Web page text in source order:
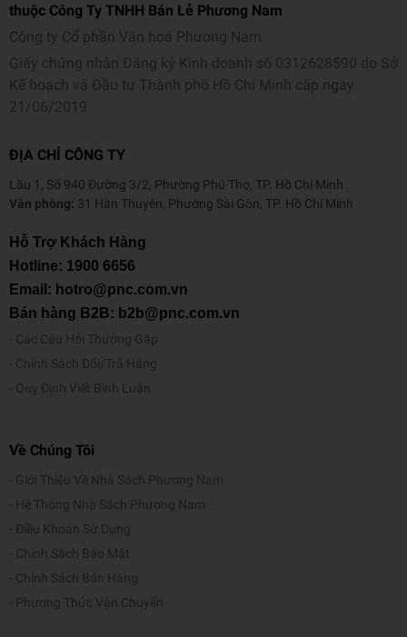
thuộc Công Ty TNHH Bán Lẻ Phương Nam
Công ty Cổ phần Văn hoá Phương Nam
Giấy chứng nhận Đăng ký Kinh doanh số 0312628590 do Sở
Kế hoạch và Đầu tư Thành phố Hồ Chí Minh cấp ngày
21/06/2019
ĐỊA CHỈ CÔNG TY
Lầu 1, Số 940 Đường 3/2, Phường Phú Thọ, TP. Hồ Chí Minh
Văn phòng: 31 Hàn Thuyên, Phường Sài Gòn, TP. Hồ Chí Minh
Hỗ Trợ Khách Hàng
Hotline: 1900 6656
Email: hotro@pnc.com.vn
Bán hàng B2B: b2b@pnc.com.vn
Các Câu Hỏi Thường Gặp
Chính Sách Đổi/Trả Hàng
Quy Định Viết Bình Luận
Về Chúng Tôi
Giới Thiệu Về Nhà Sách Phương Nam
Hệ Thống Nhà Sách Phương Nam
Điều Khoản Sử Dụng
Chính Sách Bảo Mật
Chính Sách Bán Hàng
Phương Thức Vận Chuyển